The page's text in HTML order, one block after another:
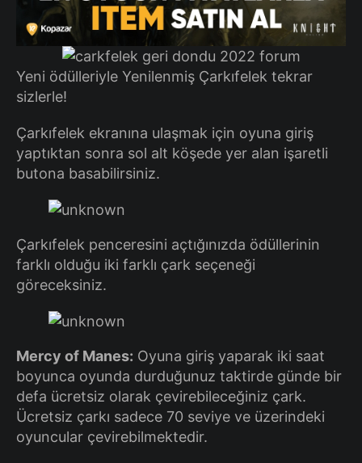
Yeni ödülleriyle Yenilenmiş Çarkıfelek tekrar
sizlerle!
Çarkıfelek ekranına ulaşmak için oyuna giriş
yaptıktan sonra sol alt köşede yer alan işaretli
butona basabilirsiniz.
Çarkıfelek penceresini açtığınızda ödüllerinin
farklı olduğu iki farklı çark seçeneği
göreceksiniz.
Mercy of Manes: Oyuna giriş yaparak iki saat
boyunca oyunda durduğunuz taktirde günde bir
defa ücretsiz olarak çevirebileceğiniz çark.
Ücretsiz çarkı sadece 70 seviye ve üzerindeki
oyuncular çevirebilmektedir.